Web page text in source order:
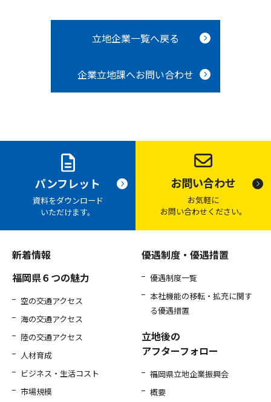
立地企業一覧へ戻る
企業立地課へお問い合わせ
パンフレット
資料をダウンロード
いただけます。
お問い合わせ
お気軽に
お問い合わせください。
新着情報
福岡県６つの魅力
空の交通アクセス
海の交通アクセス
陸の交通アクセス
人材育成
ビジネス・生活コスト
市場規模
優遇制度・優遇措置
優遇制度一覧
本社機能の移転・拡充に関す
る優遇措置
立地後の
アフターフォロー
福岡県立地企業振興会
概要